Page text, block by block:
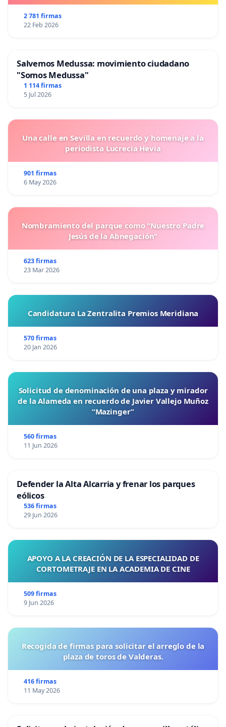
2 781 firmas
22 Feb 2026
Salvemos Medussa: movimiento ciudadano
"Somos Medussa"
1 114 firmas
5 Jul 2026
Una calle en Sevilla en recuerdo y homenaje a la
periodista Lucrecia Hevia
901 firmas
6 May 2026
Nombramiento del parque como "Nuestro Padre
Jesús de la Abnegación"
623 firmas
23 Mar 2026
Candidatura La Zentralita Premios Meridiana
570 firmas
20 Jan 2026
Solicitud de denominación de una plaza y mirador
de la Alameda en recuerdo de Javier Vallejo Muñoz
“Mazinger”
560 firmas
11 Jun 2026
Defender la Alta Alcarria y frenar los parques
eólicos
536 firmas
29 Jun 2026
APOYO A LA CREACIÓN DE LA ESPECIALIDAD DE
CORTOMETRAJE EN LA ACADEMIA DE CINE
509 firmas
9 Jun 2026
Recogida de firmas para solicitar el arreglo de la
plaza de toros de Valderas.
416 firmas
11 May 2026